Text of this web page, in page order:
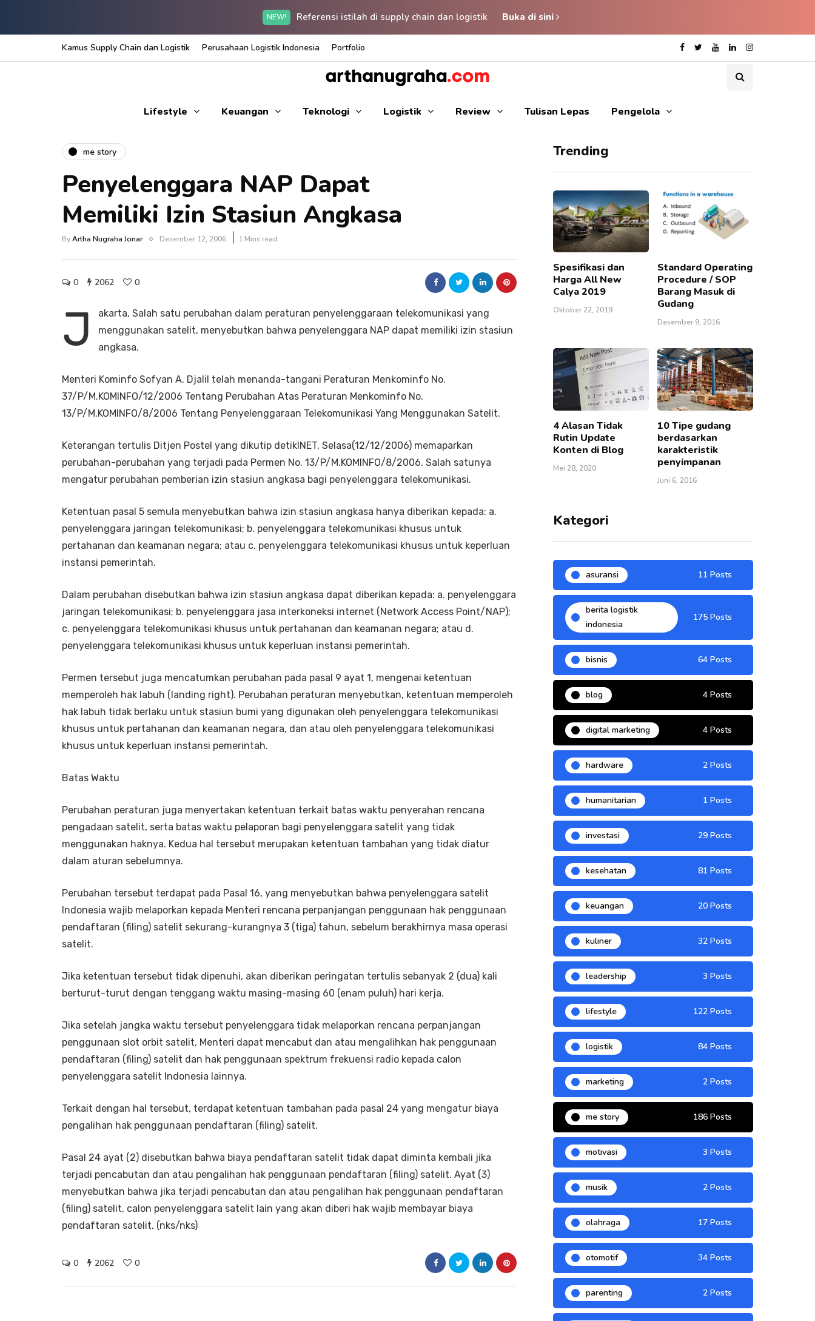
NEW! Referensi istilah di supply chain dan logistik Buka di sini
Kamus Supply Chain dan Logistik Perusahaan Logistik Indonesia Portfolio
Lifestyle Keuangan Teknologi Logistik Review Tulisan Lepas Pengelola
me story
Penyelenggara NAP Dapat
Memiliki Izin Stasiun Angkasa
ByArtha Nugraha Jonar Desember 12, 2006 1 Mins read
0 2062 0
J
akarta, Salah satu perubahan dalam peraturan penyelenggaraan telekomunikasi yang
menggunakan satelit, menyebutkan bahwa penyelenggara NAP dapat memiliki izin stasiun
angkasa.
Menteri Kominfo Sofyan A. Djalil telah menanda-tangani Peraturan Menkominfo No.
37/P/M.KOMINFO/12/2006 Tentang Perubahan Atas Peraturan Menkominfo No.
13/P/M.KOMINFO/8/2006 Tentang Penyelenggaraan Telekomunikasi Yang Menggunakan Satelit.
Keterangan tertulis Ditjen Postel yang dikutip detikINET, Selasa(12/12/2006) memaparkan
perubahan-perubahan yang terjadi pada Permen No. 13/P/M.KOMINFO/8/2006. Salah satunya
mengatur perubahan pemberian izin stasiun angkasa bagi penyelenggara telekomunikasi.
Ketentuan pasal 5 semula menyebutkan bahwa izin stasiun angkasa hanya diberikan kepada: a.
penyelenggara jaringan telekomunikasi; b. penyelenggara telekomunikasi khusus untuk
pertahanan dan keamanan negara; atau c. penyelenggara telekomunikasi khusus untuk keperluan
instansi pemerintah.
Dalam perubahan disebutkan bahwa izin stasiun angkasa dapat diberikan kepada: a. penyelenggara
jaringan telekomunikasi; b. penyelenggara jasa interkoneksi internet (Network Access Point/NAP);
c. penyelenggara telekomunikasi khusus untuk pertahanan dan keamanan negara; atau d.
penyelenggara telekomunikasi khusus untuk keperluan instansi pemerintah.
Permen tersebut juga mencatumkan perubahan pada pasal 9 ayat 1, mengenai ketentuan
memperoleh hak labuh (landing right). Perubahan peraturan menyebutkan, ketentuan memperoleh
hak labuh tidak berlaku untuk stasiun bumi yang digunakan oleh penyelenggara telekomunikasi
khusus untuk pertahanan dan keamanan negara, dan atau oleh penyelenggara telekomunikasi
khusus untuk keperluan instansi pemerintah.
Batas Waktu
Perubahan peraturan juga menyertakan ketentuan terkait batas waktu penyerahan rencana
pengadaan satelit, serta batas waktu pelaporan bagi penyelenggara satelit yang tidak
menggunakan haknya. Kedua hal tersebut merupakan ketentuan tambahan yang tidak diatur
dalam aturan sebelumnya.
Perubahan tersebut terdapat pada Pasal 16, yang menyebutkan bahwa penyelenggara satelit
Indonesia wajib melaporkan kepada Menteri rencana perpanjangan penggunaan hak penggunaan
pendaftaran (filing) satelit sekurang-kurangnya 3 (tiga) tahun, sebelum berakhirnya masa operasi
satelit.
Jika ketentuan tersebut tidak dipenuhi, akan diberikan peringatan tertulis sebanyak 2 (dua) kali
berturut-turut dengan tenggang waktu masing-masing 60 (enam puluh) hari kerja.
Jika setelah jangka waktu tersebut penyelenggara tidak melaporkan rencana perpanjangan
penggunaan slot orbit satelit, Menteri dapat mencabut dan atau mengalihkan hak penggunaan
pendaftaran (filing) satelit dan hak penggunaan spektrum frekuensi radio kepada calon
penyelenggara satelit Indonesia lainnya.
Terkait dengan hal tersebut, terdapat ketentuan tambahan pada pasal 24 yang mengatur biaya
pengalihan hak penggunaan pendaftaran (filing) satelit.
Pasal 24 ayat (2) disebutkan bahwa biaya pendaftaran satelit tidak dapat diminta kembali jika
terjadi pencabutan dan atau pengalihan hak penggunaan pendaftaran (filing) satelit. Ayat (3)
menyebutkan bahwa jika terjadi pencabutan dan atau pengalihan hak penggunaan pendaftaran
(filing) satelit, calon penyelenggara satelit lain yang akan diberi hak wajib membayar biaya
pendaftaran satelit. (nks/nks)
0 2062 0
Trending
Spesifikasi dan
Harga All New
Calya 2019
Oktober 22, 2019
Standard Operating
Procedure / SOP
Barang Masuk di
Gudang
Desember 9, 2016
4 Alasan Tidak
Rutin Update
Konten di Blog
Mei 28, 2020
10 Tipe gudang
berdasarkan
karakteristik
penyimpanan
Juni 6, 2016
Kategori
asuransi 11 Posts
berita logistik
indonesia
175 Posts
bisnis 64 Posts
blog 4 Posts
digital marketing 4 Posts
hardware 2 Posts
humanitarian 1 Posts
investasi 29 Posts
kesehatan 81 Posts
keuangan 20 Posts
kuliner 32 Posts
leadership 3 Posts
lifestyle 122 Posts
logistik 84 Posts
marketing 2 Posts
me story 186 Posts
motivasi 3 Posts
musik 2 Posts
olahraga 17 Posts
otomotif 34 Posts
parenting 2 Posts